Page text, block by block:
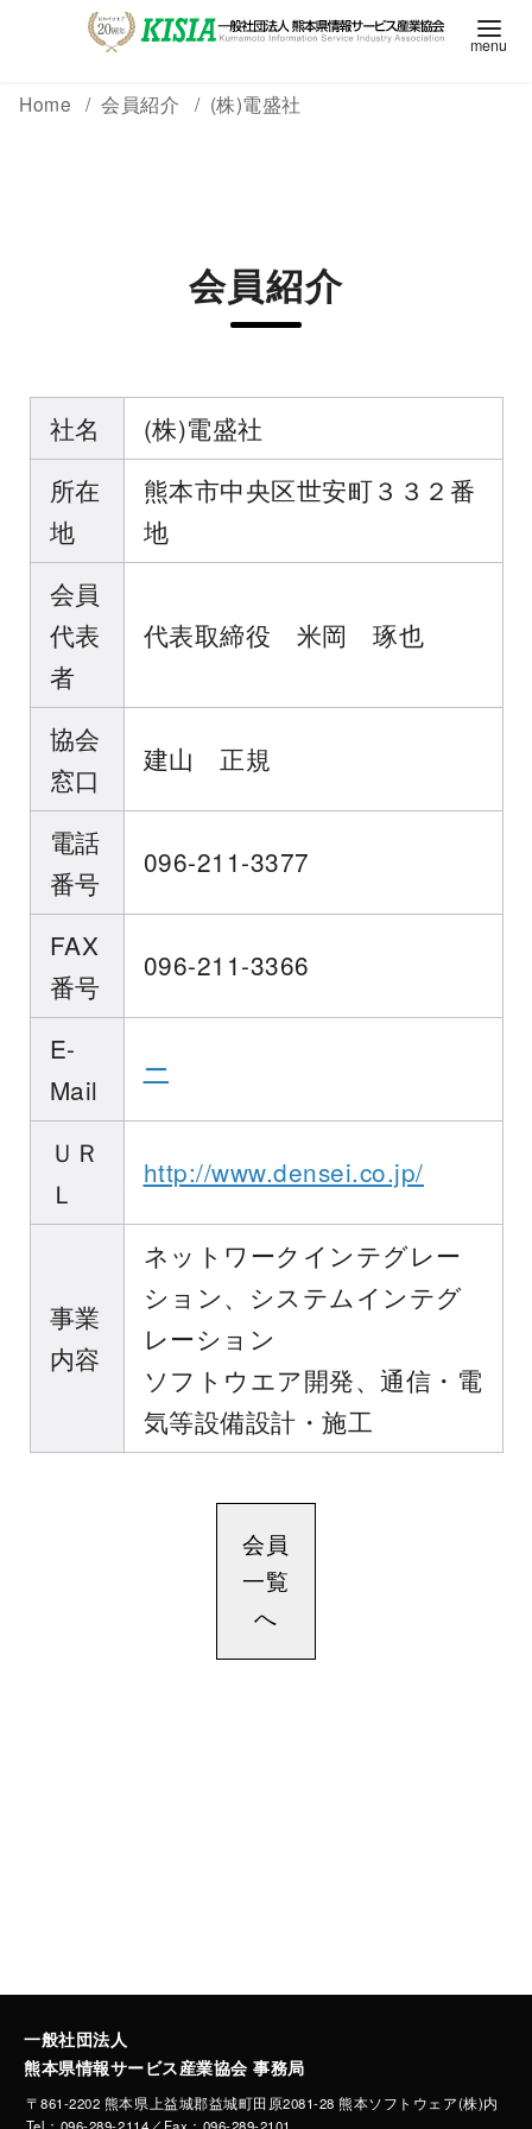
Home 会員紹介 (株)電盛社
会員紹介
社名
(株)電盛社
所在
地
熊本市中央区世安町３３２番
地
会員
代表
者
代表取締役 米岡 琢也
協会
窓口
建山 正規
電話
番号
096-211-3377
FAX
番号
096-211-3366
E-
Mail
ー
ＵＲ
Ｌ
http://www.densei.co.jp/
事業
内容
ネットワークインテグレー
ション、システムインテグ
レーション
ソフトウエア開発、通信・電
気等設備設計・施工
会員
一覧
へ
一般社団法人
熊本県情報サービス産業協会 事務局
〒861-2202 熊本県上益城郡益城町田原2081-28 熊本ソフトウェア(株)内
Tel：096-289-2114／Fax：096-289-2101